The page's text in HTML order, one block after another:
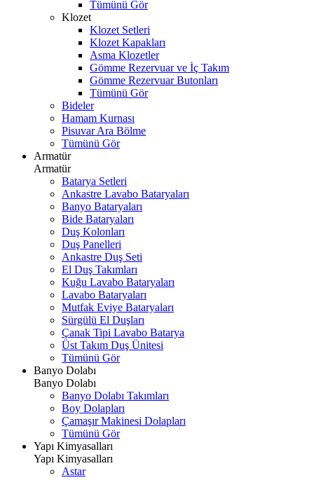
Tümünü Gör
Klozet
Klozet Setleri
Klozet Kapakları
Asma Klozetler
Gömme Rezervuar ve İç Takım
Gömme Rezervuar Butonları
Tümünü Gör
Bideler
Hamam Kurnası
Pisuvar Ara Bölme
Tümünü Gör
Armatür
Armatür
Batarya Setleri
Ankastre Lavabo Bataryaları
Banyo Bataryaları
Bide Bataryaları
Duş Kolonları
Duş Panelleri
Ankastre Duş Seti
El Duş Takımları
Kuğu Lavabo Bataryaları
Lavabo Bataryaları
Mutfak Eviye Bataryaları
Sürgülü El Duşları
Çanak Tipi Lavabo Batarya
Üst Takım Duş Ünitesi
Tümünü Gör
Banyo Dolabı
Banyo Dolabı
Banyo Dolabı Takımları
Boy Dolapları
Çamaşır Makinesi Dolapları
Tümünü Gör
Yapı Kimyasalları
Yapı Kimyasalları
Astar